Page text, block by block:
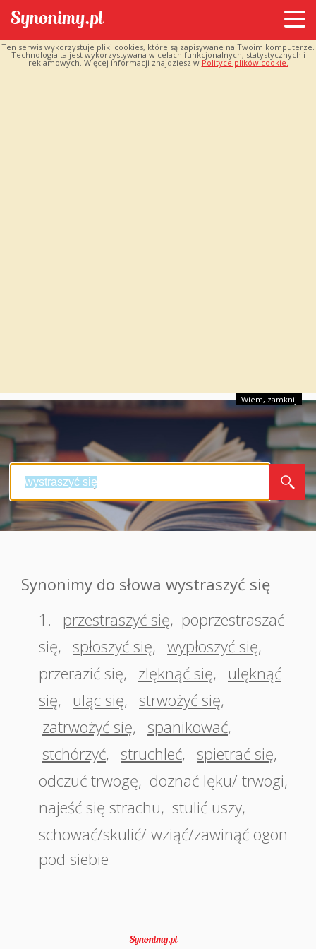
Ten serwis wykorzystuje pliki cookies, które są zapisywane na Twoim komputerze.
Technologia ta jest wykorzystywana w celach funkcjonalnych, statystycznych i
reklamowych. Więcej informacji znajdziesz w Polityce plików cookie.
Wiem, zamknij
Synonimy do słowa wystraszyć się
1.
przestraszyć się, poprzestraszać
się, spłoszyć się, wypłoszyć się,
przerazić się, zlęknąć się,
ulęknąć
się, uląc się, strwożyć się,
zatrwożyć się, spanikować,
stchórzyć, struchleć, spietrać się,
odczuć trwogę, doznać lęku/ trwogi,
najeść się strachu, stulić uszy,
schować/skulić/ wziąć/zawinąć ogon
pod siebie